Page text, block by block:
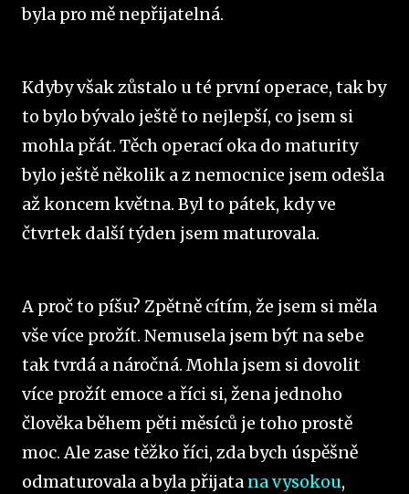
byla pro mě nepřijatelná.
Kdyby však zůstalo u té první operace, tak by
to bylo bývalo ještě to nejlepší, co jsem si
mohla přát. Těch operací oka do maturity
bylo ještě několik a z nemocnice jsem odešla
až koncem května. Byl to pátek, kdy ve
čtvrtek další týden jsem maturovala.
A proč to píšu? Zpětně cítím, že jsem si měla
vše více prožít. Nemusela jsem být na sebe
tak tvrdá a náročná. Mohla jsem si dovolit
více prožít emoce a říci si, žena jednoho
člověka během pěti měsíců je toho prostě
moc. Ale zase těžko říci, zda bych úspěšně
odmaturovala a byla přijata na vysokou,